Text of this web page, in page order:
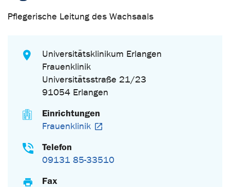
Pflegerische Leitung des Wachsaals
Universitätsklinikum Erlangen
Frauenklinik
Universitätsstraße 21/23
91054 Erlangen
Einrichtungen
Frauenklinik
Telefon
09131 85-33510
Fax